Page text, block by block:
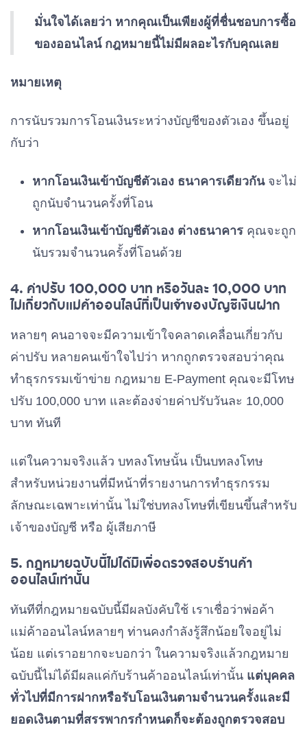
มั่นใจได้เลยว่า หากคุณเป็นเพียงผู้ที่ชื่นชอบการซื้อ
ของออนไลน์ กฎหมายนี้ไม่มีผลอะไรกับคุณเลย
หมายเหตุ
การนับรวมการโอนเงินระหว่างบัญชีของตัวเอง ขึ้นอยู่
กับว่า
หากโอนเงินเข้าบัญชีตัวเอง ธนาคารเดียวกันจะไม่
ถูกนับจำนวนครั้งที่โอน
หากโอนเงินเข้าบัญชีตัวเอง ต่างธนาคาร คุณจะถูก
นับรวมจำนวนครั้งที่โอนด้วย
4. ค่าปรับ 100,000 บาท หรือวันละ 10,000 บาท
ไม่เกี่ยวกับแม่ค้าออนไลน์ที่เป็นเจ้าของบัญชีเงินฝาก
หลายๆ คนอาจจะมีความเข้าใจคลาดเคลื่อนเกี่ยวกับ
ค่าปรับ หลายคนเข้าใจไปว่า หากถูกตรวจสอบว่าคุณ
ทำธุรกรรมเข้าข่าย กฎหมาย E-Payment คุณจะมีโทษ
ปรับ 100,000 บาท และต้องจ่ายค่าปรับวันละ 10,000
บาท ทันที
แต่ในความจริงแล้ว บทลงโทษนั้น เป็นบทลงโทษ
สำหรับหน่วยงานที่มีหน้าที่รายงานการทำธุรกรรม
ลักษณะเฉพาะเท่านั้น ไม่ใช่บทลงโทษที่เขียนขึ้นสำหรับ
เจ้าของบัญชี หรือ ผู้เสียภาษี
5. กฎหมายฉบับนี้ไม่ได้มีเพื่อตรวจสอบร้านค้า
ออนไลน์เท่านั้น
ทันทีที่กฎหมายฉบับนี้มีผลบังคับใช้ เราเชื่อว่าพ่อค้า
แม่ค้าออนไลน์หลายๆ ท่านคงกำลังรู้สึกน้อยใจอยู่ไม่
น้อย แต่เราอยากจะบอกว่า ในความจริงแล้วกฎหมาย
ฉบับนี้ไม่ได้มีผลแค่กับร้านค้าออนไลน์เท่านั้น แต่บุคคล
ทั่วไปที่มีการฝากหรือรับโอนเงินตามจำนวนครั้งและมี
ยอดเงินตามที่สรรพากรกำหนดก็จะต้องถูกตรวจสอบ